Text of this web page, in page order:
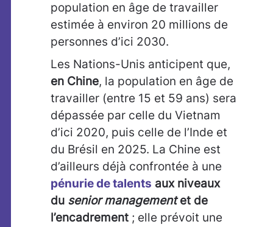
population en âge de travailler
estimée à environ 20 millions de
personnes d’ici 2030.
Les Nations-Unis anticipent que,
en Chine, la population en âge de
travailler (entre 15 et 59 ans) sera
dépassée par celle du Vietnam
d’ici 2020, puis celle de l’Inde et
du Brésil en 2025. La Chine est
d’ailleurs déjà confrontée à une
pénurie de talents aux niveaux
du senior managementet de
l’encadrement ; elle prévoit une